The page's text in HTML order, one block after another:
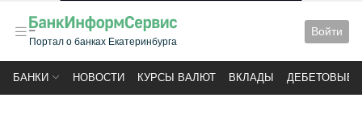
Портал о банках Екатеринбурга
Войти
БАНКИ НОВОСТИ КУРСЫ ВАЛЮТ ВКЛАДЫ ДЕБЕТОВЫЕ